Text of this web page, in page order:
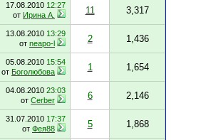
17.08.2010 12:27
от Ирина А. 11 3,317
13.08.2010 13:29
от neapo-l 2 1,436
05.08.2010 15:54
от Боголюбова 1 1,654
04.08.2010 23:03
от Cerber 6 2,146
31.07.2010 17:37
от Фея88 5 1,868